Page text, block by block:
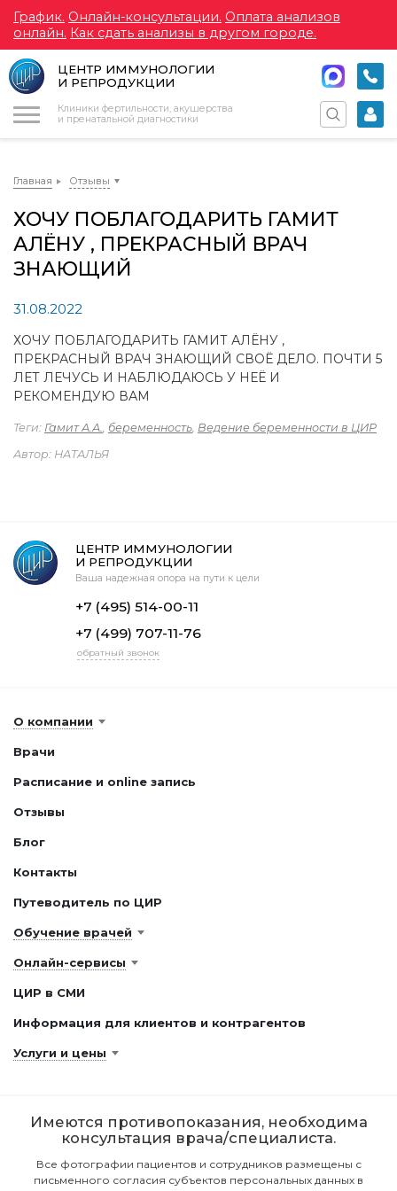
График. Онлайн-консультации. Оплата анализов
онлайн. Как сдать анализы в другом городе.
ЦЕНТР ИММУНОЛОГИИ
И РЕПРОДУКЦИИ
Клиники фертильности, акушерства
и пренатальной диагностики
Главная Отзывы
ХОЧУ ПОБЛАГОДАРИТЬ ГАМИТ
АЛЁНУ , ПРЕКРАСНЫЙ ВРАЧ
ЗНАЮЩИЙ
31.08.2022
ХОЧУ ПОБЛАГОДАРИТЬ ГАМИТ АЛЁНУ ,
ПРЕКРАСНЫЙ ВРАЧ ЗНАЮЩИЙ СВОЁ ДЕЛО. ПОЧТИ 5
ЛЕТ ЛЕЧУСЬ И НАБЛЮДАЮСЬ У НЕЁ И
РЕКОМЕНДУЮ ВАМ
Теги: Гамит А.А., беременность, Ведение беременности в ЦИР
Автор: НАТАЛЬЯ
ЦЕНТР ИММУНОЛОГИИ
И РЕПРОДУКЦИИ
Ваша надежная опора на пути к цели
+7 (495) 514-00-11
+7 (499) 707-11-76
обратный звонок
О компании
Врачи
Расписание и online запись
Отзывы
Блог
Контакты
Путеводитель по ЦИР
Обучение врачей
Онлайн-сервисы
ЦИР в СМИ
Информация для клиентов и контрагентов
Услуги и цены
Имеются противопоказания, необходима
консультация врача/специалиста.
Все фотографии пациентов и сотрудников размещены с
письменного согласия субъектов персональных данных в